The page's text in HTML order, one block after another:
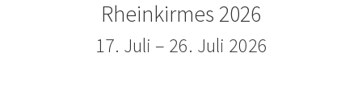
Rheinkirmes 2026
17. Juli – 26. Juli 2026